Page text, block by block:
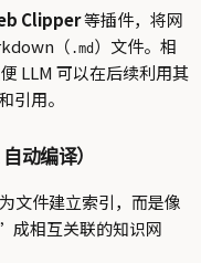
Clipper等插件，将网
（ .md ）文件。相
LLM 可以在后续利用其
引用。
动编译）
文件建立索引，而是像
成相互关联的知识网